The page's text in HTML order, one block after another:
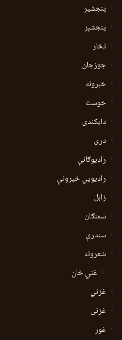
پنجشیر
پنجشېر
تخار
جوزجان
خبرونه
خوست
دایکندی
دری
راډیوګانې
راډیويي خپرونې
زابل
سمنګان
سندرې
شعرونه
غني خان
غزني
غزنی
غور